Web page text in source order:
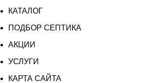
КАТАЛОГ
ПОДБОР СЕПТИКА
АКЦИИ
УСЛУГИ
КАРТА САЙТА